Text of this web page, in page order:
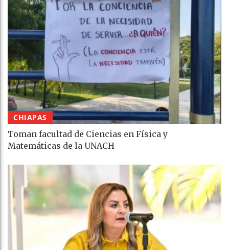
CHIAPAS
Toman facultad de Ciencias en Física y
Matemáticas de la UNACH